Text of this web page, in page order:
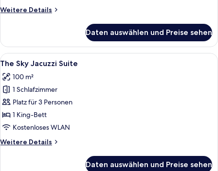
Bed
Weitere Details
Weitere
Chill
Deluxe
with
Bed
Daten auswählen und Preise sehen
Alle
Fotos
für
The
Sky
Jacuzzi
Suite
Ein modernes Badezimmer mit einer
5
The Sky Jacuzzi Suite
100 m²
1 Schlafzimmer
Platz für 3 Personen
1 King-Bett
Kostenloses WLAN
Weitere Details
Weitere
Daten auswählen und Preise sehen